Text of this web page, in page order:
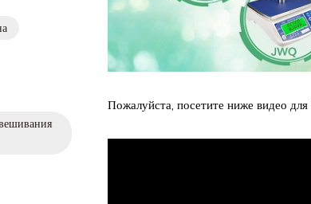
Пожалуйста, посетите ниже видео